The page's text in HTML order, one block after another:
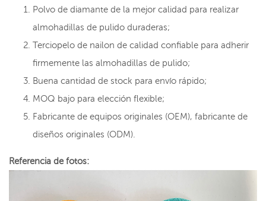
Polvo de diamante de la mejor calidad para realizar
almohadillas de pulido duraderas;
Terciopelo de nailon de calidad confiable para adherir
firmemente las almohadillas de pulido;
Buena cantidad de stock para envío rápido;
MOQ bajo para elección flexible;
Fabricante de equipos originales (OEM), fabricante de
diseños originales (ODM).
Referencia de fotos: